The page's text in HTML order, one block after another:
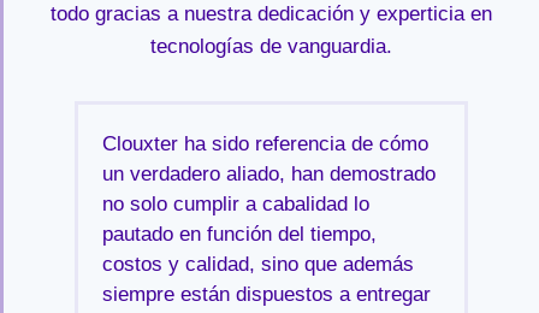
todo gracias a nuestra dedicación y experticia en
tecnologías de vanguardia.
Clouxter ha sido referencia de cómo
un verdadero aliado, han demostrado
no solo cumplir a cabalidad lo
pautado en función del tiempo,
costos y calidad, sino que además
siempre están dispuestos a entregar